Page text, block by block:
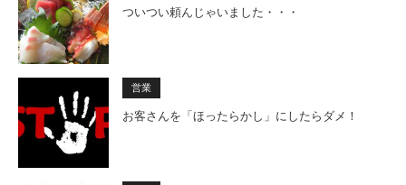
ついつい頼んじゃいました・・・
営業
お客さんを「ほったらかし」にしたらダメ！